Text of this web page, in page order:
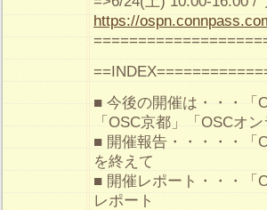
https://
■ 今後の開催は・・・「
「OSC京都」「OSCオ
■ 開催報告・・・・・「
を終えて
■ 開催レポート・・・「
レポート